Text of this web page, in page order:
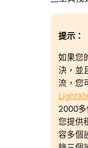
提示：
如果您
決，並
流，您
2000
您提供
容多個